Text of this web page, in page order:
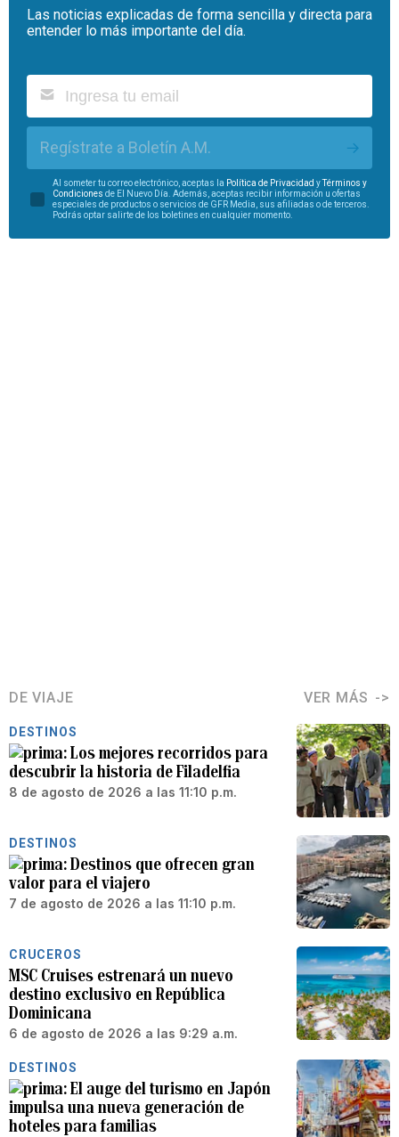
Las noticias explicadas de forma sencilla y directa para
entender lo más importante del día.
Regístrate a Boletín A.M.
Al someter tu correo electrónico, aceptas la Política de Privacidad yTérminos y
Condiciones de El Nuevo Día. Además, aceptas recibir información u ofertas
especiales de productos o servicios de GFR Media, sus afiliadas o de terceros.
Podrás optar salirte de los boletines en cualquier momento.
DE VIAJE VER MÁS
DESTINOS
Los mejores recorridos para
descubrir la historia de Filadelfia
8 de agosto de 2026 a las 11:10 p.m.
DESTINOS
Destinos que ofrecen gran
valor para el viajero
7 de agosto de 2026 a las 11:10 p.m.
CRUCEROS
MSC Cruises estrenará un nuevo
destino exclusivo en República
Dominicana
6 de agosto de 2026 a las 9:29 a.m.
DESTINOS
El auge del turismo en Japón
impulsa una nueva generación de
hoteles para familias